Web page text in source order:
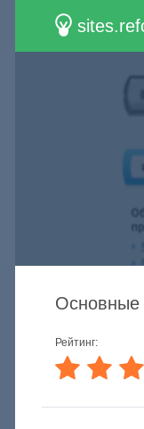
Основные
Рейтинг: